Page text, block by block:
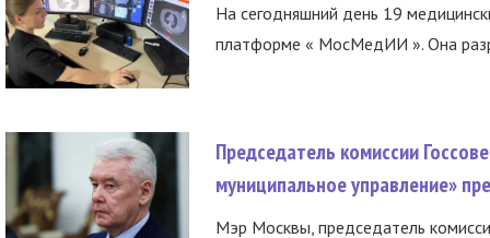
На сегодняшний день 19
платформе « МосМедИИ ». Она
Председатель комиссии
муниципальное управление»
Мэр Москвы, председатель